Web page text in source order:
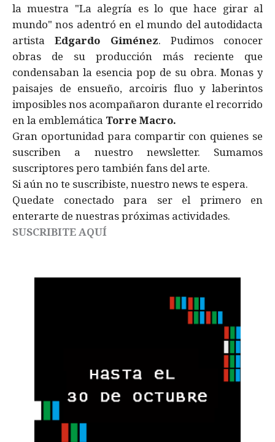
la muestra "La alegría es lo que hace girar al
mundo" nos adentró en el mundo del autodidacta
artistaEdgardo Giménez. Pudimos conocer
obras de su producción más reciente que
condensaban la esencia pop de su obra. Monas y
paisajes de ensueño, arcoiris fluo y laberintos
imposibles nos acompañaron durante el recorrido
en la emblemática Torre Macro.
Gran oportunidad para compartir con quienes se
suscriben a nuestro newsletter. Sumamos
suscriptores pero también fans del arte.
Si aún no te suscribiste, nuestro news te espera.
Quedate conectado para ser el primero en
enterarte de nuestras próximas actividades.
SUSCRIBITE AQUÍ